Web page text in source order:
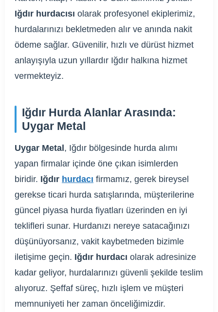
Iğdır hurdacısı olarak profesyonel ekiplerimiz,
hurdalarınızı bekletmeden alır ve anında nakit
ödeme sağlar. Güvenilir, hızlı ve dürüst hizmet
anlayışıyla uzun yıllardır Iğdır halkına hizmet
vermekteyiz.
Iğdır Hurda Alanlar Arasında:
Uygar Metal
Uygar Metal, Iğdır bölgesinde hurda alımı
yapan firmalar içinde öne çıkan isimlerden
biridir. Iğdır hurdacı firmamız, gerek bireysel
gerekse ticari hurda satışlarında, müşterilerine
güncel piyasa hurda fiyatları üzerinden en iyi
teklifleri sunar. Hurdanızı nereye satacağınızı
düşünüyorsanız, vakit kaybetmeden bizimle
iletişime geçin. Iğdır hurdacı olarak adresinize
kadar geliyor, hurdalarınızı güvenli şekilde teslim
alıyoruz. Şeffaf süreç, hızlı işlem ve müşteri
memnuniyeti her zaman önceliğimizdir.